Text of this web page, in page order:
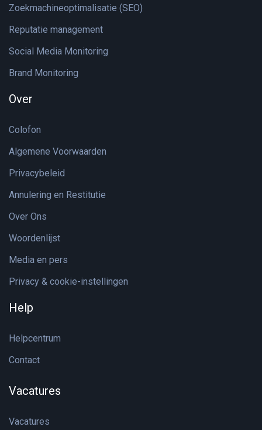
Zoekmachineoptimalisatie (SEO)
Reputatie management
Social Media Monitoring
Brand Monitoring
Over
Colofon
Algemene Voorwaarden
Privacybeleid
Annulering en Restitutie
Over Ons
Woordenlijst
Media en pers
Privacy & cookie-instellingen
Help
Helpcentrum
Contact
Vacatures
Vacatures